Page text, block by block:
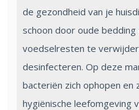
de gezondheid van je
schoon door oude
voedselresten te
desinfecteren. Op deze
bacteriën zich ophopen en
hygiënische leefomgeving